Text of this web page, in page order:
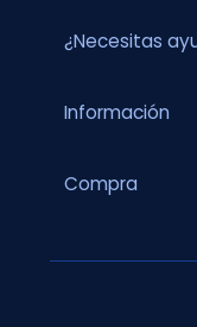
¿Necesitas
Información
Compra